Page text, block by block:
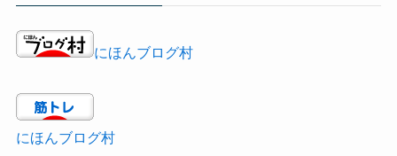
にほんブログ村
にほんブログ村